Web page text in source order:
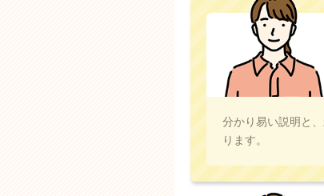
分かり易い説明と
ります。